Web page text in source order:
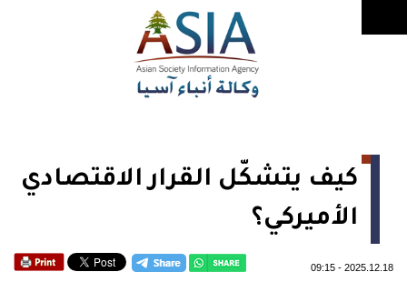
كيف يتشكّل القرار الاقتصادي
الأميركي؟
2025.12.18
-
09:15